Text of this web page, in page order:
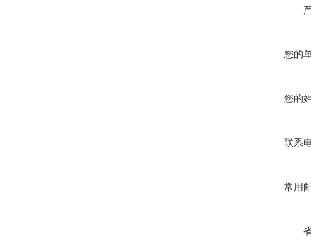
您的
您的
联系
常用